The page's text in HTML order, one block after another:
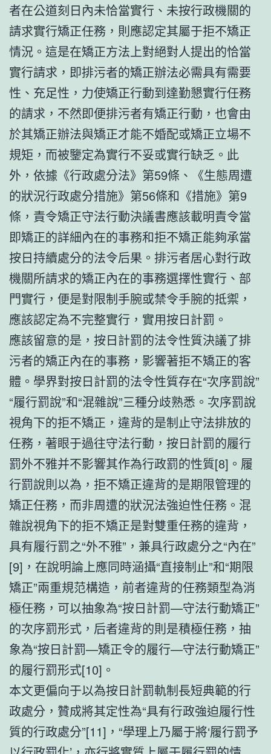
者在公道刻日內未恰當實行、未按行政機關的
請求實行矯正任務，則應認定其屬于拒不矯正
情況。這是在矯正方法上對絕對人提出的恰當
實行請求，即排污者的矯正辦法必需具有需要
性、充足性，力使矯正行動到達勤懇實行任務
的請求，不然即便排污者有矯正行動，也會由
於其矯正辦法與矯正才能不婚配或矯正立場不
規矩，而被鑒定為實行不妥或實行缺乏。此
外，依據《行政處分法》第59條、《生態周遭
的狀況行政處分措施》第56條和《措施》第9
條，責令矯正守法行動決議書應該載明責令當
即矯正的詳細內在的事務和拒不矯正能夠承當
按日持續處分的法令后果。排污者居心對行政
機關所請求的矯正內在的事務選擇性實行、部
門實行，便是對限制手腕或禁令手腕的抵禦，
應該認定為不完整實行，實用按日計罰。
應該留意的是，按日計罰的法令性質決議了排
污者的矯正內在的事務，影響著拒不矯正的客
體。學界對按日計罰的法令性質存在“次序罰說”
“履行罰說”和“混雜說”三種分歧熟悉。次序罰說
視角下的拒不矯正，違背的是制止守法排放的
任務，著眼于過往守法行動，按日計罰的履行
罰外不雅并不影響其作為行政罰的性質[8]。履
行罰說則以為，拒不矯正違背的是期限管理的
矯正任務，而非周遭的狀況法強迫性任務。混
雜說視角下的拒不矯正是對雙重任務的違背，
具有履行罰之“外不雅”，兼具行政處分之“內在”
[9]，在說明論上應同時涵攝“直接制止”和“期限
矯正”兩重規范構造，前者違背的任務類型為消
極任務，可以抽象為“按日計罰—守法行動矯正”
的次序罰形式，后者違背的則是積極任務，抽
象為“按日計罰—矯正令的履行—守法行動矯正”
的履行罰形式[10]。
本文更偏向于以為按日計罰軌制長短典範的行
政處分，贊成將其定性為“具有行政強迫履行性
質的行政處分”[11]，“學理上乃屬于將‘履行罰予